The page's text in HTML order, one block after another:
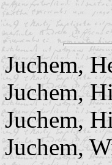
Juchem,
Juchem,
Juchem,
Juchem,